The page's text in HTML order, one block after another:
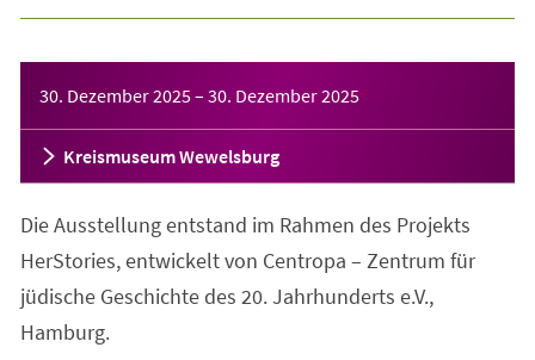
30. Dezember 2025– 30. Dezember 2025
Kreismuseum Wewelsburg
Die Ausstellung entstand im Rahmen des Projekts
HerStories, entwickelt von Centropa – Zentrum für
jüdische Geschichte des 20. Jahrhunderts e.V.,
Hamburg.